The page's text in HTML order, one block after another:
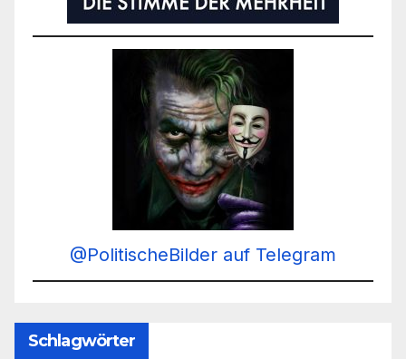
@PolitischeBilder auf Telegram
Schlagwörter